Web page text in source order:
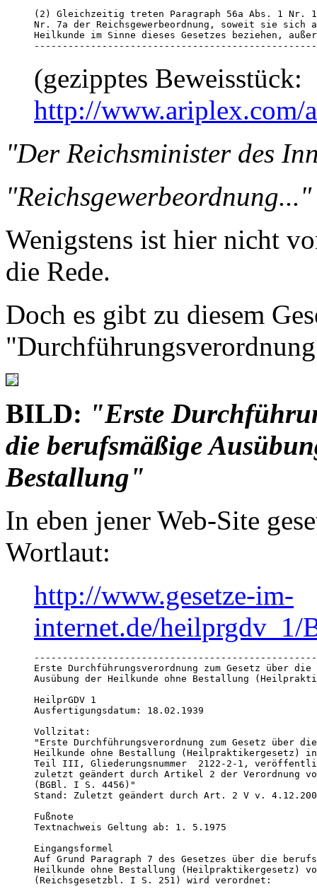
(2) Gleichzeitig treten Paragraph 56a Abs. 1 Nr.
Nr. 7a der Reichsgewerbeordnung, soweit sie sich
Heilkunde im Sinne dieses Gesetzes beziehen,
(gezipptes Beweisstück:
http://www.ariplex.com/
"Der Reichsminister des
"Reichsgewerbeordnung..."
Wenigstens ist hier nicht
die Rede.
Doch es gibt zu diesem
BILD: "Erste
die berufsmäßige
Bestallung"
In eben jener Web-Site
Wortlaut:
http://www.gesetze-im-
internet.de/heilprgdv_1/
Erste Durchführungsverordnung zum Gesetz über die
Ausübung der Heilkunde ohne Bestallung
HeilprGDV 1
Ausfertigungsdatum: 18.02.1939
Vollzitat:
"Erste Durchführungsverordnung zum Gesetz über
Heilkunde ohne Bestallung (Heilpraktikergesetz)
Teil III, Gliederungsnummer  2122-2-1,
zuletzt geändert durch Artikel 2 der Verordnung
(BGBl. I S. 4456)"
Stand: Zuletzt geändert durch Art. 2 V v.
Fußnote
Textnachweis Geltung ab: 1. 5.1975
Eingangsformel
Auf Grund Paragraph 7 des Gesetzes über die
Heilkunde ohne Bestallung (Heilpraktikergesetz)
(Reichsgesetzbl. I S. 251) wird verordnet: